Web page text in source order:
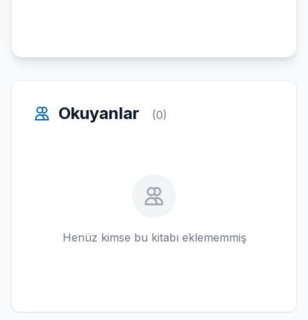
Okuyanlar (0)
Henüz kimse bu kitabı eklememmiş